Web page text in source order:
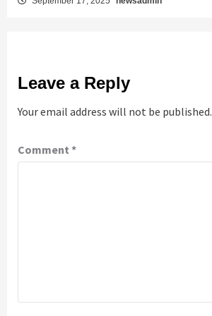
Leave a Reply
Your email address will not be published.
Comment *